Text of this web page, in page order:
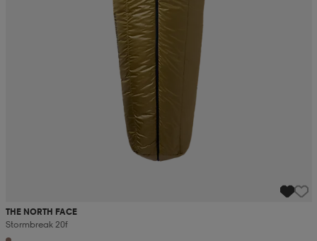
THE NORTH FACE
Stormbreak 20f